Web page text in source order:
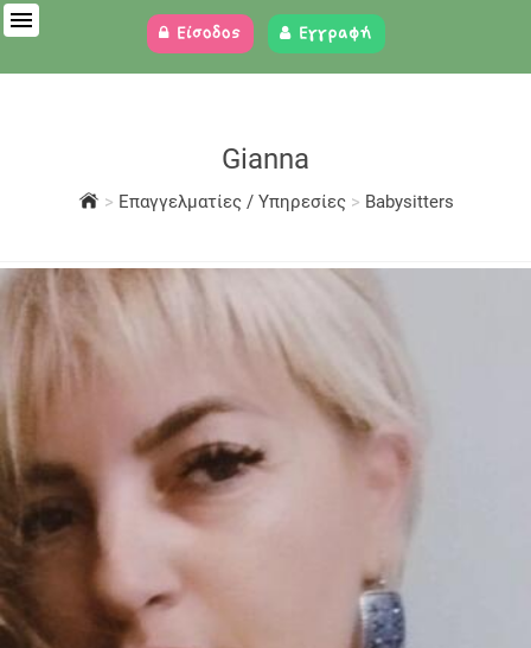
Είσοδος Εγγραφή
Gianna
> Επαγγελματίες / Υπηρεσίες > Babysitters